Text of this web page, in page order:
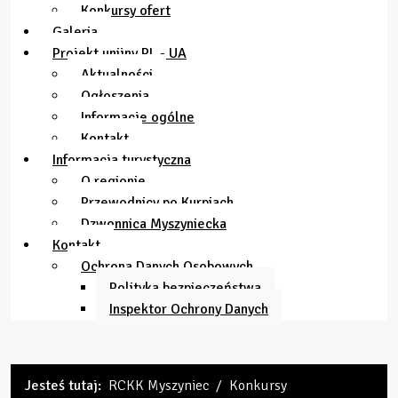
Konkursy ofert
Galeria
Projekt unijny PL - UA
Aktualności
Ogłoszenia
Informacje ogólne
Kontakt
Informacja turystyczna
O regionie
Przewodnicy po Kurpiach
Dzwonnica Myszyniecka
Kontakt
Ochrona Danych Osobowych
Polityka bezpieczeństwa
Inspektor Ochrony Danych
Jesteś tutaj: RCKK Myszyniec Konkursy